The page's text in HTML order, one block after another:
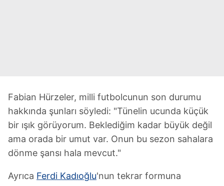
Fabian Hürzeler, milli futbolcunun son durumu
hakkında şunları söyledi: "Tünelin ucunda küçük
bir ışık görüyorum. Beklediğim kadar büyük değil
ama orada bir umut var. Onun bu sezon sahalara
dönme şansı hala mevcut."
Ayrıca Ferdi Kadıoğlu'nun tekrar formuna